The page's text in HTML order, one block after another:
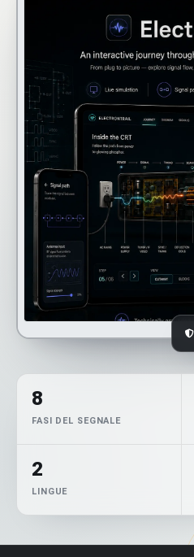
8
FASI DEL SEGNALE
2
LINGUE